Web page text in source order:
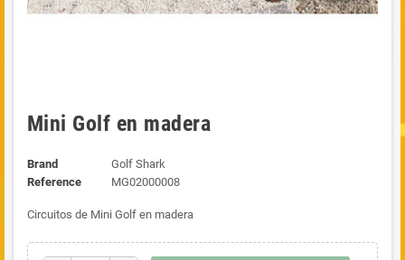
Mini Golf en madera
Brand
Golf Shark
Reference
MG02000008
Circuitos de Mini Golf en madera